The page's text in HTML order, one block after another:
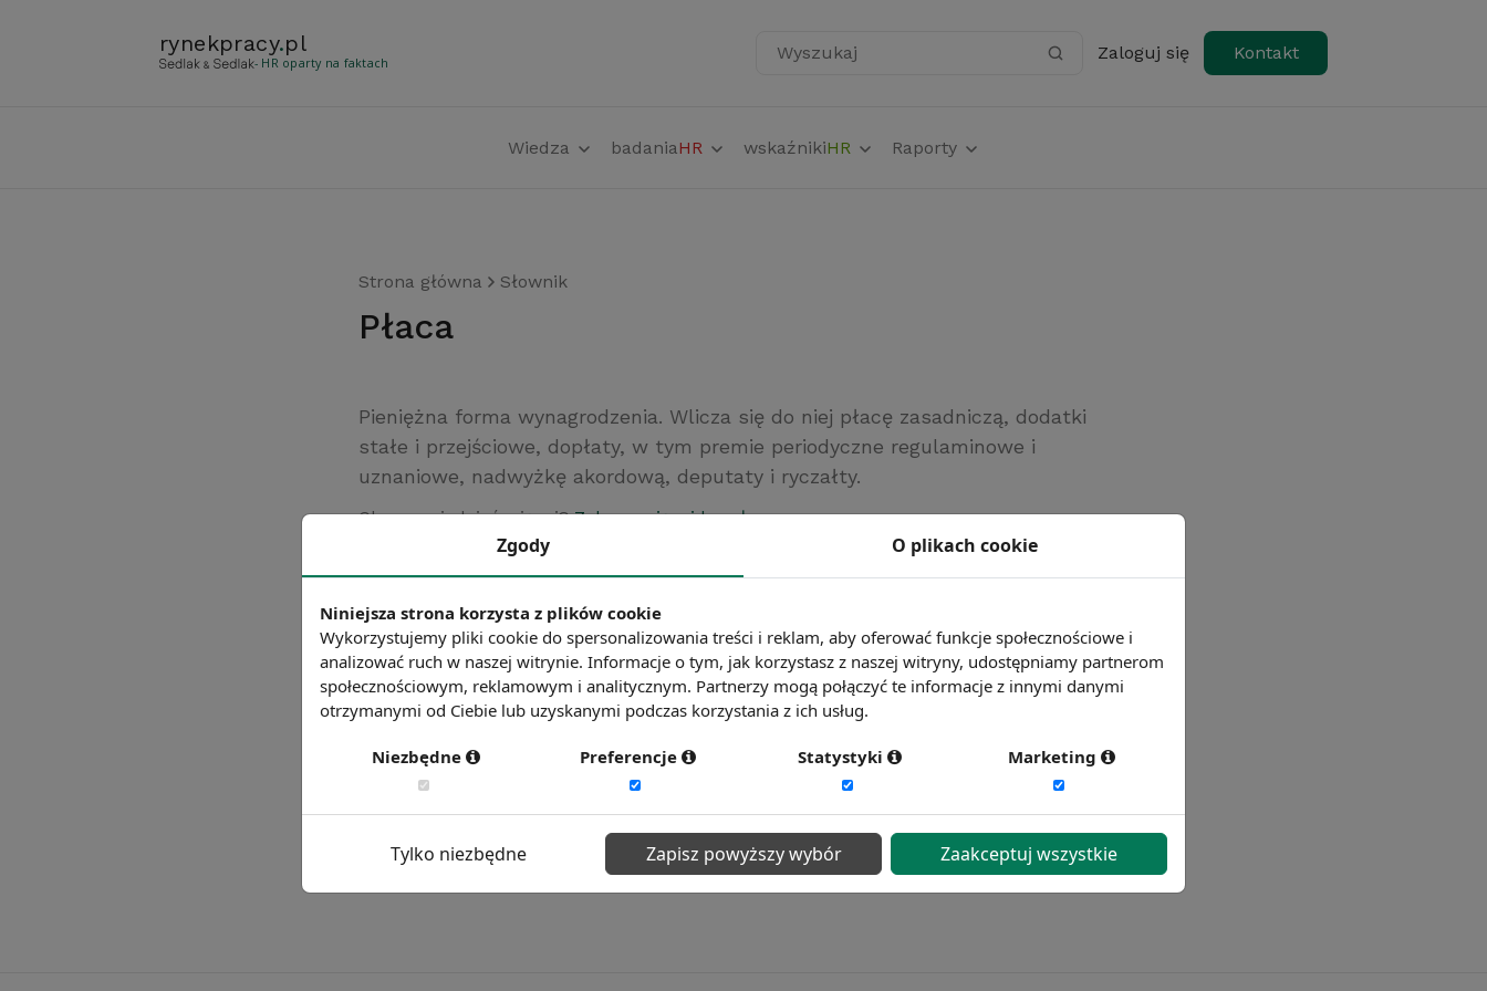
rynekpracy.pl
- HR oparty na faktach Wyszukaj Zaloguj się Kontakt
Wiedza badaniaHR wskaźnikiHR Raporty
Strona główna Słownik
płaca
Pieniężna forma wynagrodzenia. Wlicza się do niej płacę zasadniczą, dodatki
stałe i przejściowe, dopłaty, w tym premie periodyczne regulaminowe i
uznaniowe, nadwyżkę akordową, deputaty i ryczałty.
Chcesz wiedzieć więcej?Zobacz więcej haseł
Zgody O plikach cookie
Niniejsza strona korzysta z plików cookie
Wykorzystujemy pliki cookie do spersonalizowania treści i reklam, aby oferować funkcje społecznościowe i
analizować ruch w naszej witrynie. Informacje o tym, jak korzystasz z naszej witryny, udostępniamy partnerom
społecznościowym, reklamowym i analitycznym. Partnerzy mogą połączyć te informacje z innymi danymi
otrzymanymi od Ciebie lub uzyskanymi podczas korzystania z ich usług.
Niezbędne Preferencje Statystyki Marketing
Tylko niezbędne Zapisz powyższy wybór Zaakceptuj wszystkie